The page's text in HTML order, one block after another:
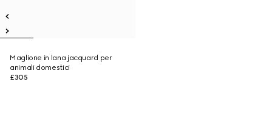
Maglione in lana jacquard per
animali domestici
£305